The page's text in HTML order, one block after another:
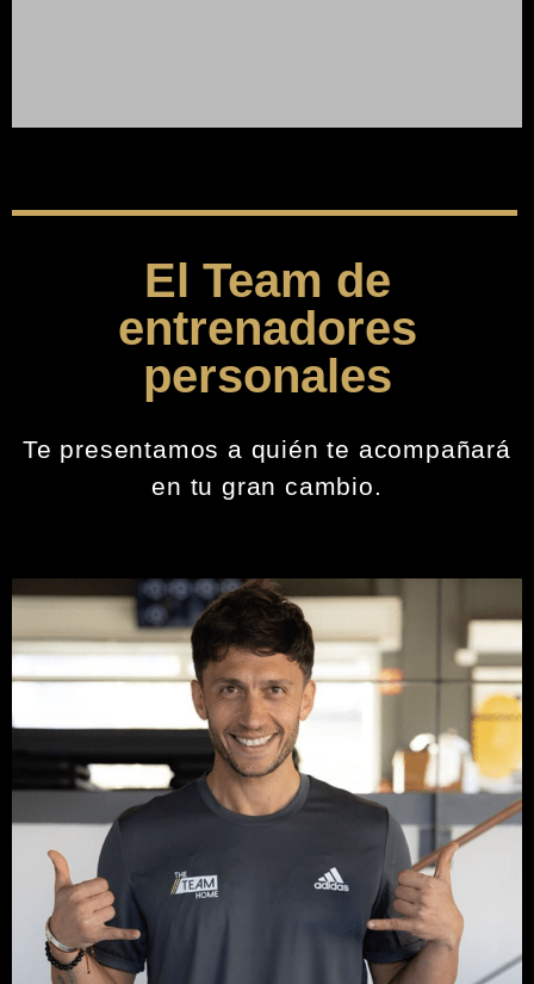
El Team de
entrenadores
personales
Te presentamos a quién te acompañará
en tu gran cambio.